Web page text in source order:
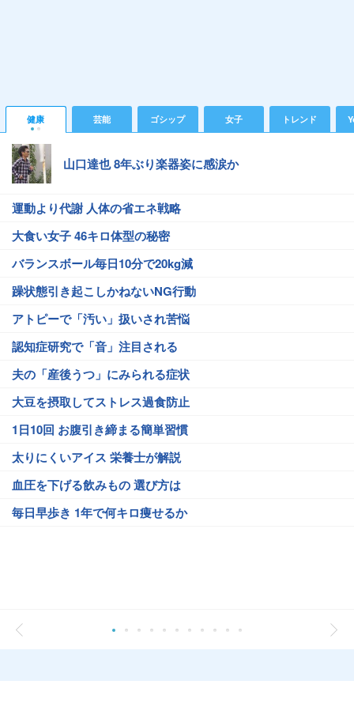
健康 芸能 ゴシップ 女子 トレンド
山口達也 8年ぶり楽器姿に感涙か
運動より代謝 人体の省エネ戦略
大食い女子 46キロ体型の秘密
バランスボール毎日10分で20kg減
躁状態引き起こしかねないNG行動
アトピーで「汚い」扱いされ苦悩
認知症研究で「音」注目される
夫の「産後うつ」にみられる症状
大豆を摂取してストレス過食防止
1日10回 お腹引き締まる簡単習慣
太りにくいアイス 栄養士が解説
血圧を下げる飲みもの 選び方は
毎日早歩き 1年で何キロ痩せるか